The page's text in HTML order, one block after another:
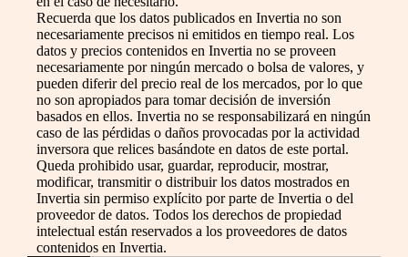
Recuerda que los datos publicados en Invertia no son
necesariamente precisos ni emitidos en tiempo real. Los
datos y precios contenidos en Invertia no se proveen
necesariamente por ningún mercado o bolsa de valores, y
pueden diferir del precio real de los mercados, por lo que
no son apropiados para tomar decisión de inversión
basados en ellos. Invertia no se responsabilizará en ningún
caso de las pérdidas o daños provocadas por la actividad
inversora que relices basándote en datos de este portal.
Queda prohibido usar, guardar, reproducir, mostrar,
modificar, transmitir o distribuir los datos mostrados en
Invertia sin permiso explícito por parte de Invertia o del
proveedor de datos. Todos los derechos de propiedad
intelectual están reservados a los proveedores de datos
contenidos en Invertia.